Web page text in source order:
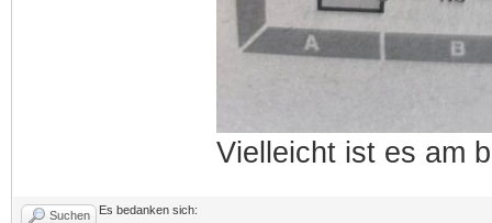
Vielleicht ist es am
Suchen Es bedanken sich: